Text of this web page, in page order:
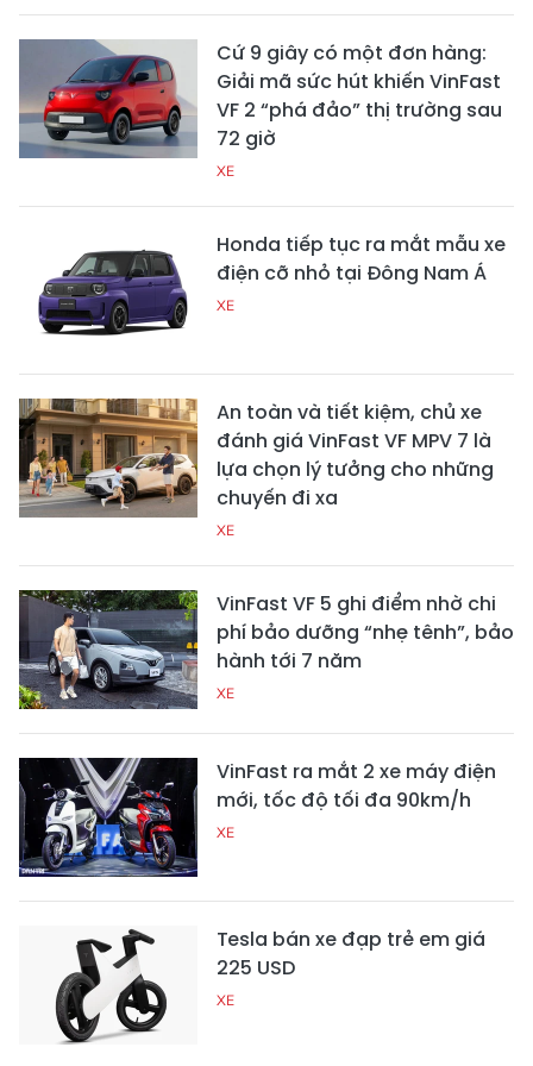
Cứ 9 giây có một đơn hàng:
Giải mã sức hút khiến VinFast
VF 2 “phá đảo” thị trường sau
72 giờ
XE
Honda tiếp tục ra mắt mẫu xe
điện cỡ nhỏ tại Đông Nam Á
XE
An toàn và tiết kiệm, chủ xe
đánh giá VinFast VF MPV 7 là
lựa chọn lý tưởng cho những
chuyến đi xa
XE
VinFast VF 5 ghi điểm nhờ chi
phí bảo dưỡng “nhẹ tênh”, bảo
hành tới 7 năm
XE
VinFast ra mắt 2 xe máy điện
mới, tốc độ tối đa 90km/h
XE
Tesla bán xe đạp trẻ em giá
225 USD
XE